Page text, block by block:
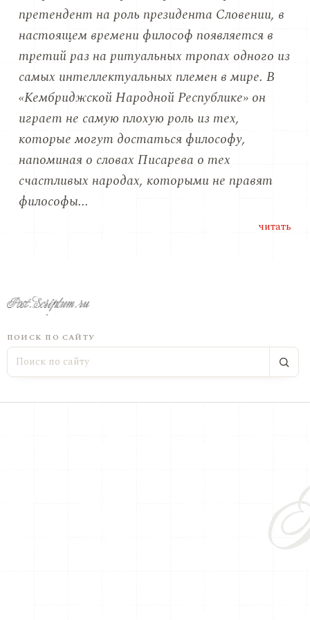
претендент на роль президента Словении, в
настоящем времени философ появляется в
третий раз на ритуальных тропах одного из
самых интеллектуальных племен в мире. В
«Кембриджской Народной Республике» он
играет не самую плохую роль из тех,
которые могут достаться философу,
напоминая о словах Писарева о тех
счастливых народах, которыми не правят
философы...
читать
ПОИСК ПО САЙТУ